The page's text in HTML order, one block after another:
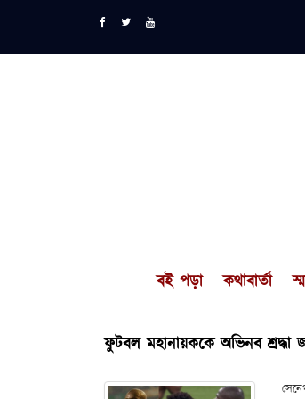
বই পড়া কথাবার্তা
ফুটবল মহানায়ককে অভিনব শ্রদ্ধা